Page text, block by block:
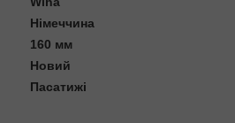
Німеччина
160 мм
Новий
Пасатижі